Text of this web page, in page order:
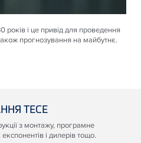
років і це привід для проведення
прогнозування на майбутнє.
TECE
з монтажу, програмне
і дилерів тощо.